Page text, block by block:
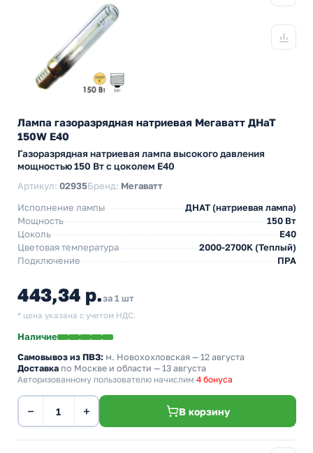
Лампа газоразрядная натриевая Мегаватт ДНаТ
150W E40
Газоразрядная натриевая лампа высокого давления
мощностью 150 Вт с цоколем E40
Артикул: 02935Бренд: Мегаватт
Исполнение лампы
ДНАТ (натриевая лампа)
Мощность
150 Вт
Цоколь
E40
Цветовая температура
2000-2700K (Теплый)
Подключение
ПРА
443,34 р.за 1 шт
* цена указана с учетом НДС.
Наличие
Самовывоз из ПВЗ: м. Новохохловская — 12 августа
Доставка по Москве и области — 13 августа
Авторизованному пользователю начислим 4 бонуса
− + В корзину